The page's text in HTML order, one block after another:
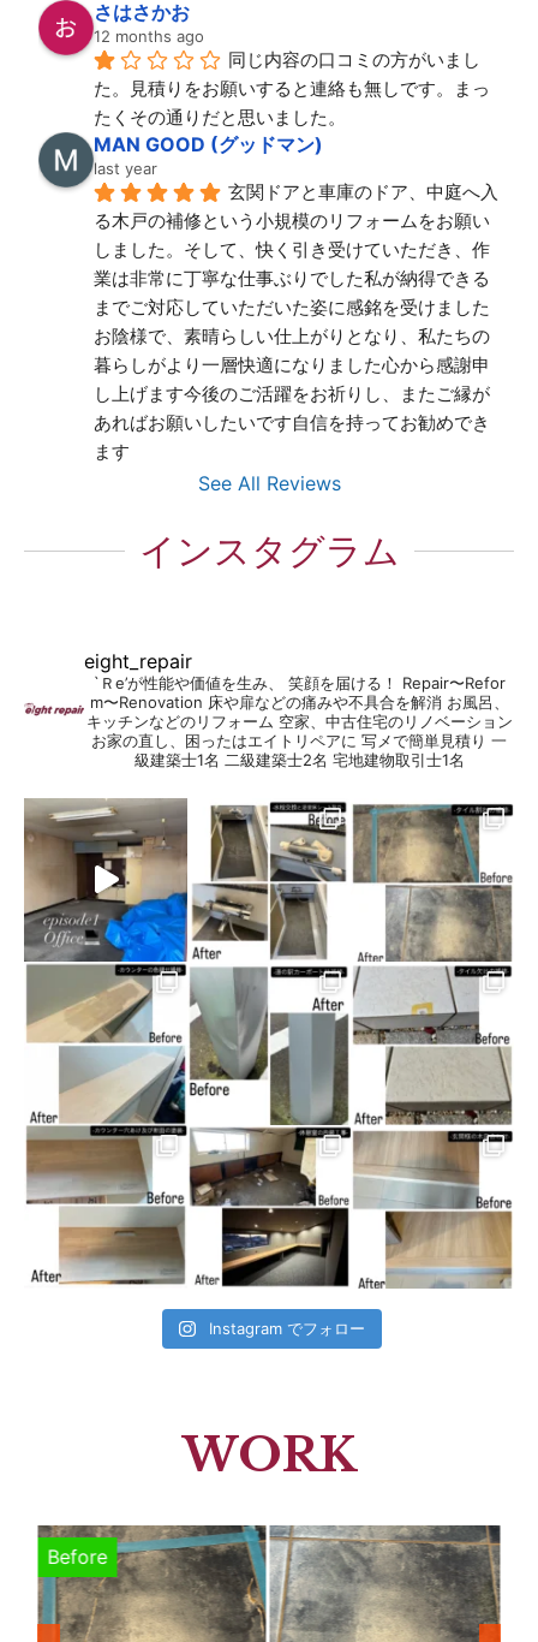
さはさかお
12 months ago
同じ内容の口コミの方がいまし
た。見積りをお願いすると連絡も無しです。まっ
たくその通りだと思いました。
MAN GOOD (グッドマン)
last year
玄関ドアと車庫のドア、中庭へ入
る木戸の補修という小規模のリフォームをお願い
しました。そして、快く引き受けていただき、作
業は非常に丁寧な仕事ぶりでした私が納得できる
までご対応していただいた姿に感銘を受けました
お陰様で、素晴らしい仕上がりとなり、私たちの
暮らしがより一層快適になりました心から感謝申
し上げます今後のご活躍をお祈りし、またご縁が
あればお願いしたいです自信を持ってお勧めでき
ます
See All Reviews
インスタグラム
eight_repair
`Ｒe’が性能や価値を生み、 笑顔を届ける！
Repair〜Refor
m〜Renovation 床や扉などの痛みや不具合を解消 お風呂、
キッチンなどのリフォーム 空家、中古住宅のリノベーション
お家の直し、困ったはエイトリペアに 写メで簡単見積り 一
級建築士1名 二級建築士2名 宅地建物取引士1名
Instagram でフォロー
WORK
Before